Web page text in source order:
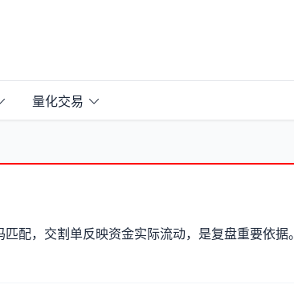
量化交易
配，交割单反映资金实际流动，是复盘重要依据。